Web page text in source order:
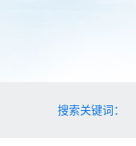
搜索关键词：